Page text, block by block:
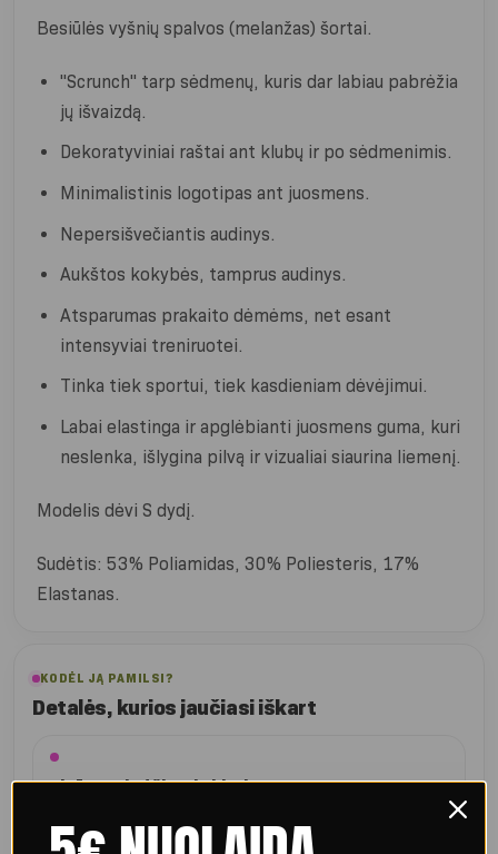
Besiūlės vyšnių spalvos (melanžas) šortai.
"Scrunch" tarp sėdmenų, kuris dar labiau pabrėžia
jų išvaizdą.
Dekoratyviniai raštai ant klubų ir po sėdmenimis.
Minimalistinis logotipas ant juosmens.
Nepersišvečiantis audinys.
Aukštos kokybės, tamprus audinys.
Atsparumas prakaito dėmėms, net esant
intensyviai treniruotei.
Tinka tiek sportui, tiek kasdieniam dėvėjimui.
Labai elastinga ir apglėbianti juosmens guma, kuri
neslenka, išlygina pilvą ir vizualiai siaurina liemenį.
Modelis dėvi S dydį.
Sudėtis: 53% Poliamidas, 30% Poliesteris, 17%
Elastanas.
KODĖL JĄ PAMILSI?
Detalės, kurios jaučiasi iškart
Figūrą pabrėžiantis kirpimas
formas.